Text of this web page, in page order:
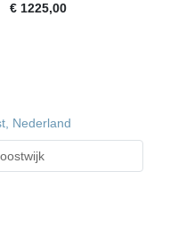
€ 1225,00
Nederland